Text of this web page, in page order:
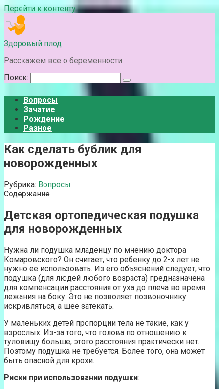
Перейти к контенту
Здоровый плод
Расскажем все о беременности
Поиск:
Вопросы
Зачатие
Рождение
Разное
Как сделать бублик для
новорожденных
Рубрика: Вопросы
Содержание
Детская ортопедическая подушка
для новорожденных
Нужна ли подушка младенцу по мнению доктора
Комаровского? Он считает, что ребенку до 2-х лет не
нужно ее использовать. Из его объяснений следует, что
подушка (для людей любого возраста) предназначена
для компенсации расстояния от уха до плеча во время
лежания на боку. Это не позволяет позвоночнику
искривляться, а шее затекать.
У маленьких детей пропорции тела не такие, как у
взрослых. Из-за того, что голова по отношению к
туловищу больше, этого расстояния практически нет.
Поэтому подушка не требуется. Более того, она может
быть опасной для крохи.
Риски при использовании подушки: